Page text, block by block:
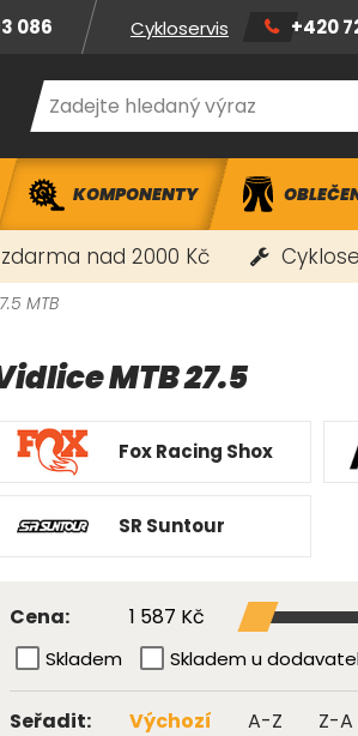
086 Cykloservis +420
KOMPONENTY
nad 2000 Kč
MTB
MTB 27.5
Fox Racing Shox
SR Suntour
Cena: 1 587 Kč
Skladem Skladem u
Seřadit: Výchozí A-Z Z-A